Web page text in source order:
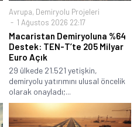
Avrupa, Demiryolu Projeleri
1 Ağustos 2026 22:17
Macaristan Demiryoluna %64
Destek: TEN-T’te 205 Milyar
Euro Açık
29 ülkede 21.521 yetişkin,
demiryolu yatırımını ulusal öncelik
olarak onayladı;...